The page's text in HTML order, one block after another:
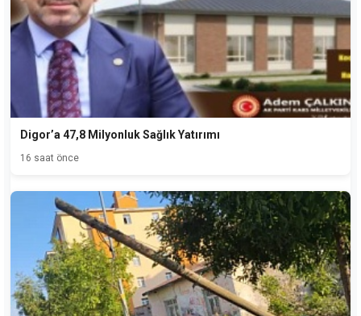
Digor’a 47,8 Milyonluk Sağlık Yatırımı
16 saat önce